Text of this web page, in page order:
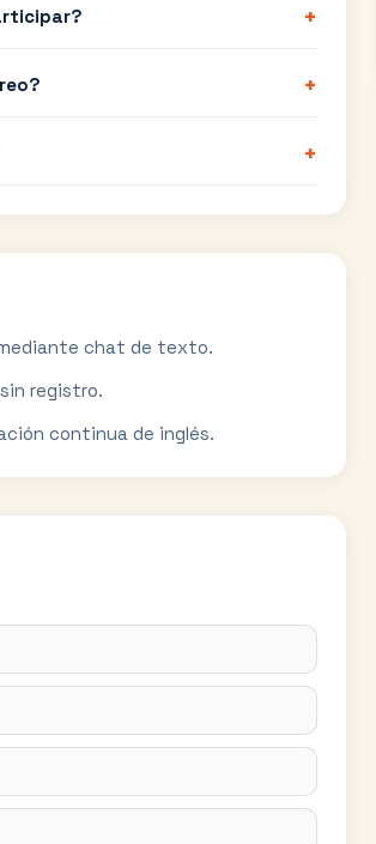
+
+
+
chat de texto.
registro.
continua de inglés.